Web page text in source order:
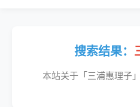
搜索结果：
本站关于「三浦惠理子